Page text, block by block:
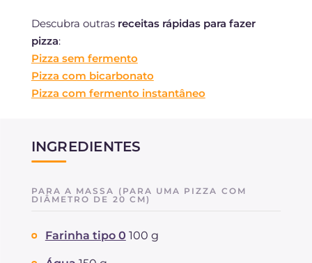
Descubra outras receitas rápidas para fazer
pizza:
Pizza sem fermento
Pizza com bicarbonato
Pizza com fermento instantâneo
INGREDIENTES
PARA A MASSA (PARA UMA PIZZA COM
DIÂMETRO DE 20 CM)
Farinha tipo 0 100 g